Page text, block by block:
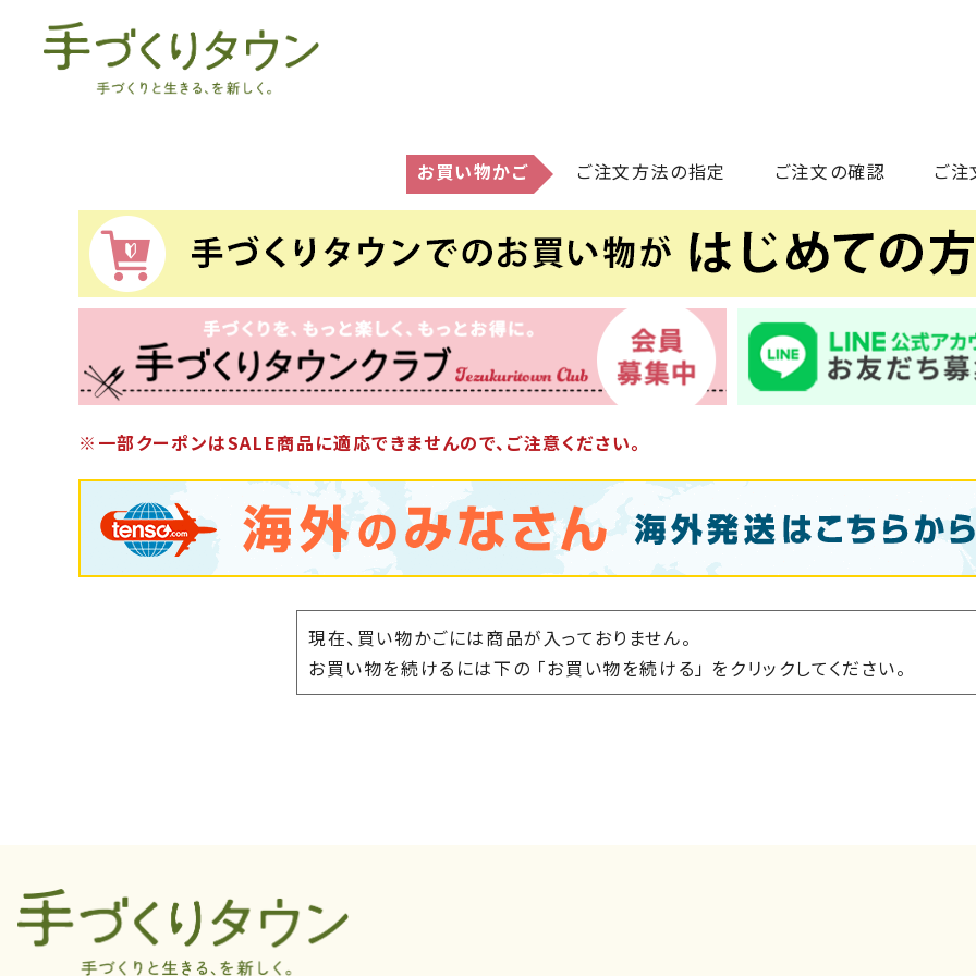
お買い物かご ご注文方法の指定 ご注文の確認 ご
※一部クーポンはSALE商品に適応できませんので、ご注意ください。
現在、買い物かごには商品が入っておりません。
お買い物を続けるには下の 「お買い物を続ける」 をクリックしてください。